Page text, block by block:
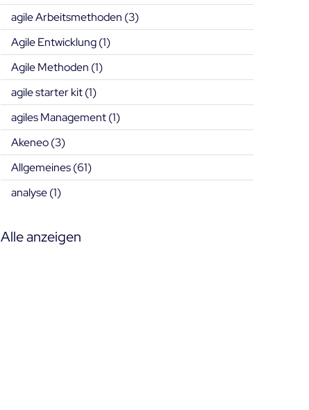
agile Arbeitsmethoden (3)
Agile Entwicklung(1)
Agile Methoden (1)
agile starter kit(1)
agiles Management(1)
Akeneo(3)
Allgemeines(61)
analyse(1)
Alle anzeigen